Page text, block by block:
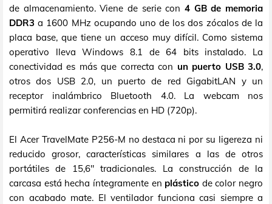
de almacenamiento. Viene de serie con 4 GB de memoria
DDR3 a 1600 MHz ocupando uno de los dos zócalos de la
placa base, que tiene un acceso muy difícil. Como sistema
operativo lleva Windows 8.1 de 64 bits instalado. La
conectividad es más que correcta con un puerto USB 3.0,
otros dos USB 2.0, un puerto de red GigabitLAN y un
receptor inalámbrico Bluetooth 4.0. La webcam nos
permitirá realizar conferencias en HD (720p).
El Acer TravelMate P256-M no destaca ni por su ligereza ni
reducido grosor, características similares a las de otros
portátiles de 15,6" tradicionales. La construcción de la
carcasa está hecha íntegramente en plástico de color negro
con acabado mate. El ventilador funciona casi siempre a